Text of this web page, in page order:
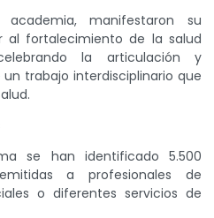
manifestaron su
al fortalecimiento de la salud
la articulación y
trabajo interdisciplinario que
se han identificado 5.500
a profesionales de
o diferentes servicios de